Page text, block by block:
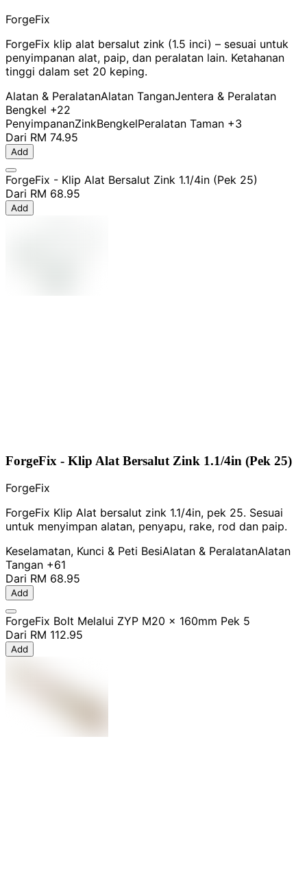
ForgeFix
ForgeFix klip alat bersalut zink (1.5 inci) – sesuai untuk
penyimpanan alat, paip, dan peralatan lain. Ketahanan
tinggi dalam set 20 keping.
Alatan & PeralatanAlatan TanganJentera & Peralatan
Bengkel +22
PenyimpananZinkBengkelPeralatan Taman +3
Dari RM 74.95
Add
ForgeFix - Klip Alat Bersalut Zink 1.1/4in (Pek 25)
Dari RM 68.95
Add
ForgeFix - Klip Alat Bersalut Zink 1.1/4in (Pek 25)
ForgeFix
ForgeFix Klip Alat bersalut zink 1.1/4in, pek 25. Sesuai
untuk menyimpan alatan, penyapu, rake, rod dan paip.
Keselamatan, Kunci & Peti BesiAlatan & PeralatanAlatan
Tangan +61
Dari RM 68.95
Add
ForgeFix Bolt Melalui ZYP M20 x 160mm Pek 5
Dari RM 112.95
Add